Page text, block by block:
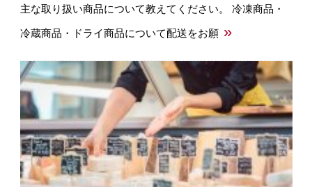
主な取り扱い商品について教えてください。 冷凍商品・
冷蔵商品・ドライ商品について配送をお願 »